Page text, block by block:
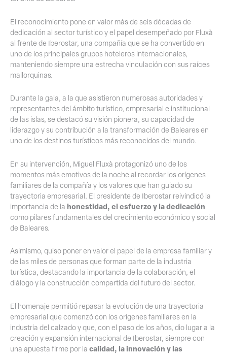
El reconocimiento pone en valor más de seis décadas de
dedicación al sector turístico y el papel desempeñado por Fluxà
al frente de Iberostar, una compañía que se ha convertido en
uno de los principales grupos hoteleros internacionales,
manteniendo siempre una estrecha vinculación con sus raíces
mallorquinas.
Durante la gala, a la que asistieron numerosas autoridades y
representantes del ámbito turístico, empresarial e institucional
de las islas, se destacó su visión pionera, su capacidad de
liderazgo y su contribución a la transformación de Baleares en
uno de los destinos turísticos más reconocidos del mundo.
En su intervención, Miguel Fluxà protagonizó uno de los
momentos más emotivos de la noche al recordar los orígenes
familiares de la compañía y los valores que han guiado su
trayectoria empresarial. El presidente de Iberostar reivindicó la
importancia de la honestidad, el esfuerzo y la dedicación
como pilares fundamentales del crecimiento económico y social
de Baleares.
Asimismo, quiso poner en valor el papel de la empresa familiar y
de las miles de personas que forman parte de la industria
turística, destacando la importancia de la colaboración, el
diálogo y la construcción compartida del futuro del sector.
El homenaje permitió repasar la evolución de una trayectoria
empresarial que comenzó con los orígenes familiares en la
industria del calzado y que, con el paso de los años, dio lugar a la
creación y expansión internacional de Iberostar, siempre con
una apuesta firme por la calidad, la innovación y las